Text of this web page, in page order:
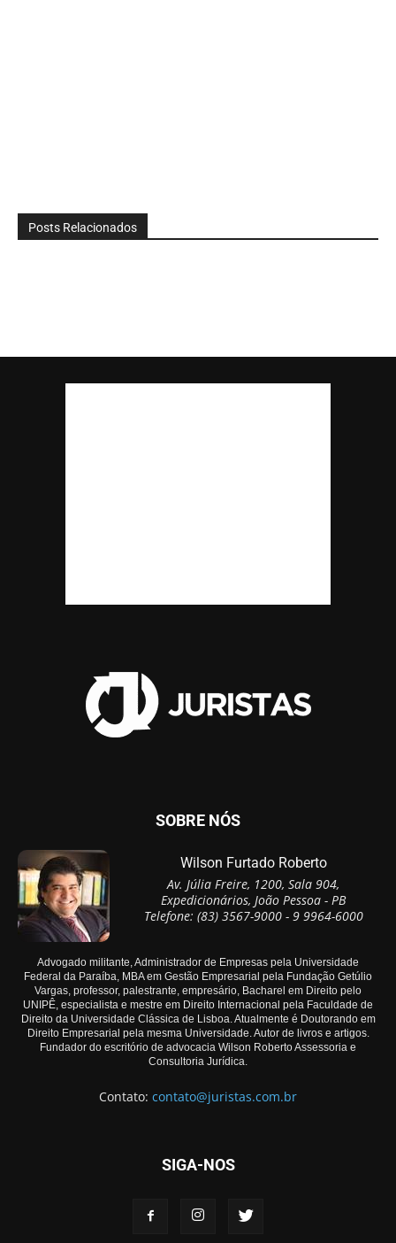
Posts Relacionados
SOBRE NÓS
Wilson Furtado Roberto
Av. Júlia Freire, 1200, Sala 904,
Expedicionários, João Pessoa - PB
Telefone: (83) 3567-9000 - 9 9964-6000
Advogado militante, Administrador de Empresas pela Universidade
Federal da Paraíba, MBA em Gestão Empresarial pela Fundação Getúlio
Vargas, professor, palestrante, empresário, Bacharel em Direito pelo
UNIPÊ, especialista e mestre em Direito Internacional pela Faculdade de
Direito da Universidade Clássica de Lisboa. Atualmente é Doutorando em
Direito Empresarial pela mesma Universidade. Autor de livros e artigos.
Fundador do escritório de advocacia Wilson Roberto Assessoria e
Consultoria Jurídica.
Contato: contato@juristas.com.br
SIGA-NOS